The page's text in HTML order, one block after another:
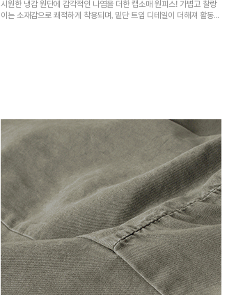
시원한 냉감 원단에 감각적인 나염을 더한 캡소매 원피스! 가볍고 찰랑
이는 소재감으로 쾌적하게 착용되며, 밑단 트임 디테일이 더해져 활동성